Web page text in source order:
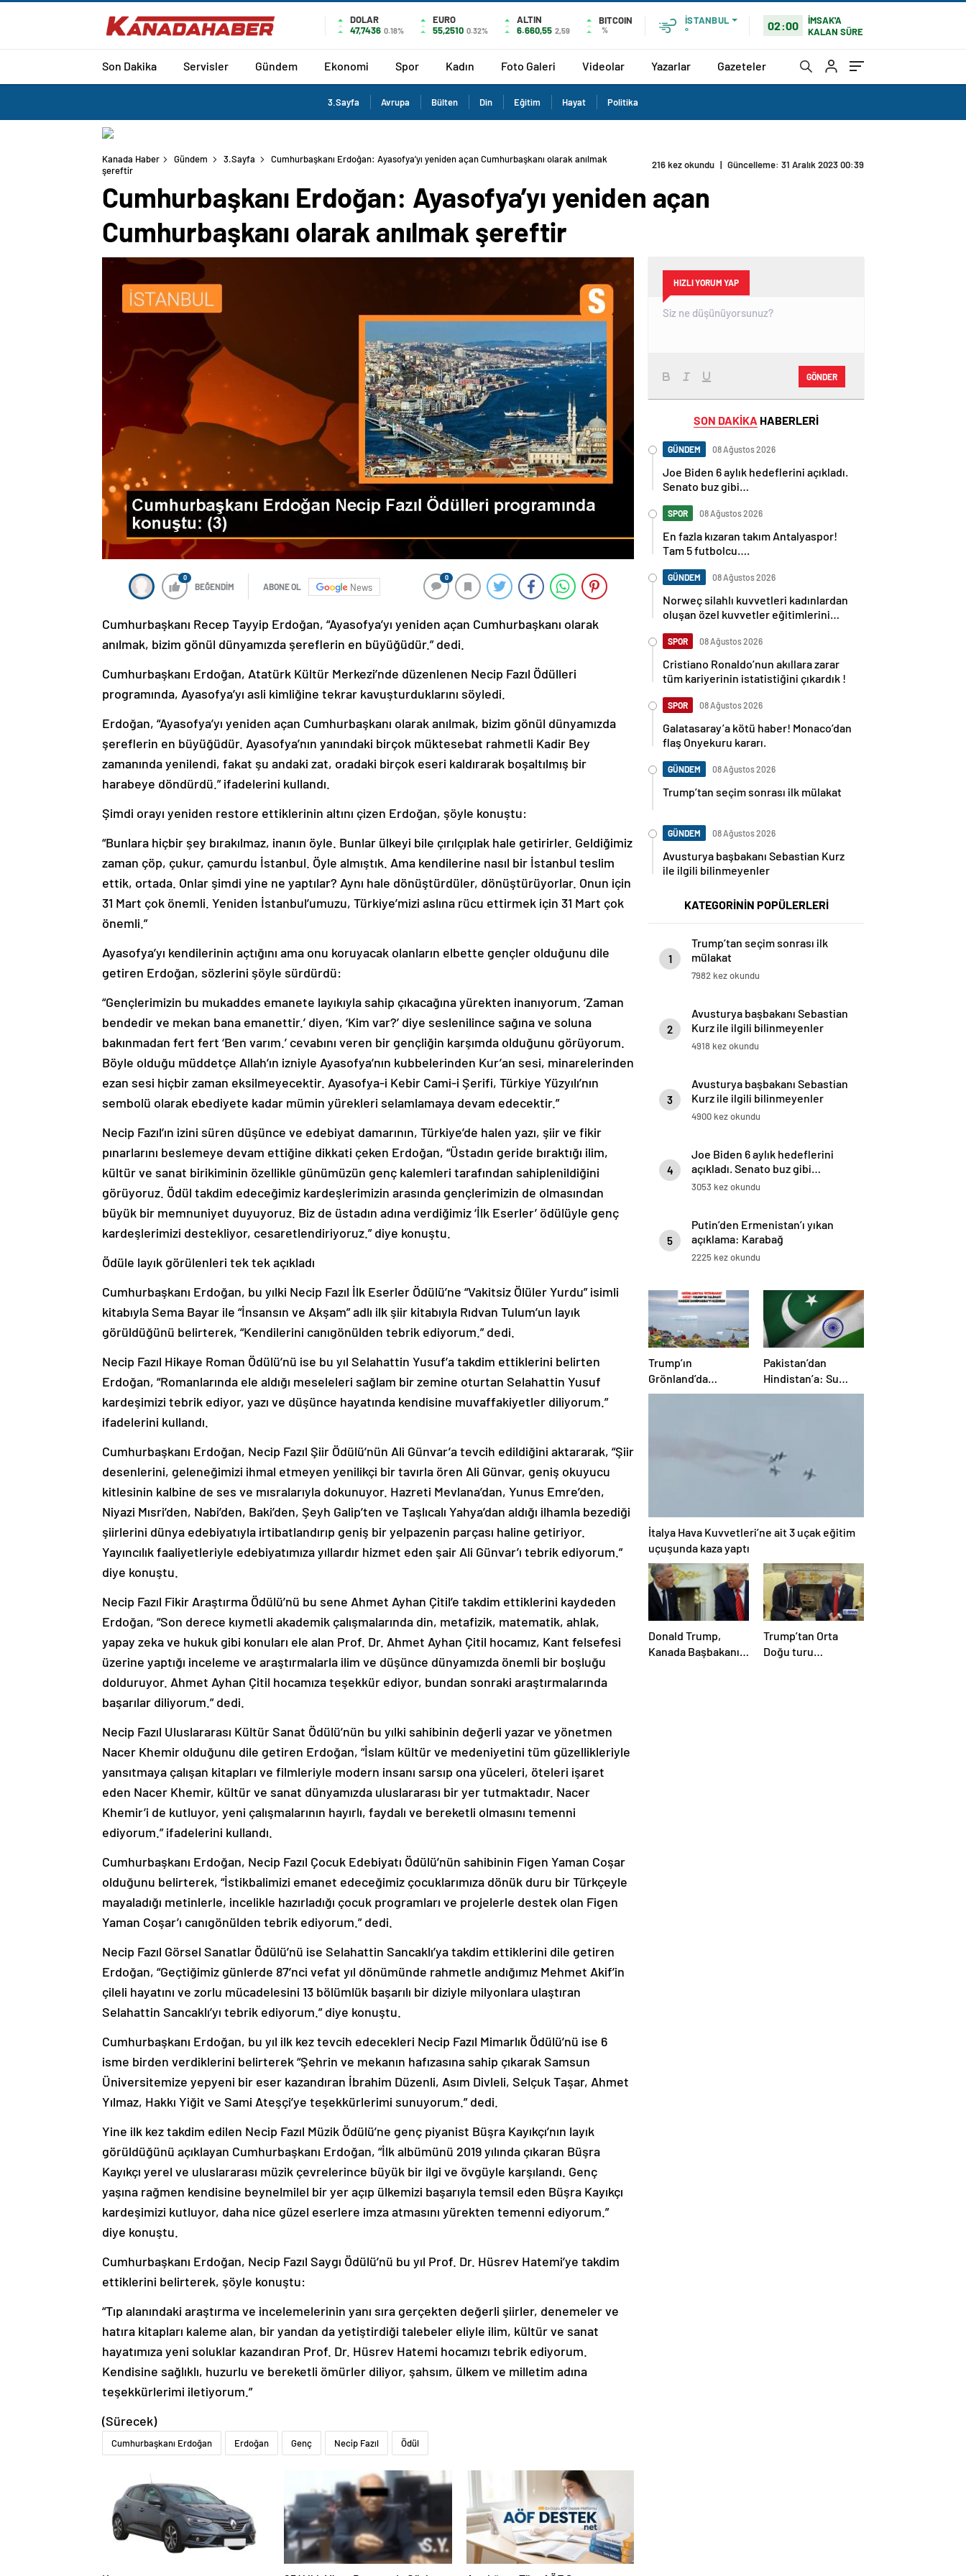
DOLAR
47,7436 0.18%
EURO
55,2510 0.32%
ALTIN
6.660,55 2,59
BITCOIN
%
İSTANBUL
°
02:00
İMSAK'A
KALAN SÜRE
Son Dakika Servisler Gündem Ekonomi Spor Kadın Foto Galeri Videolar Yazarlar Gazeteler
3.Sayfa Avrupa Bülten Din Eğitim Hayat Politika
Kanada Haber Gündem 3.Sayfa
Cumhurbaşkanı Erdoğan: Ayasofya’yı yeniden açan Cumhurbaşkanı olarak anılmak
şereftir
216 kez okundu | Güncelleme: 31 Aralık 2023 00:39
Cumhurbaşkanı Erdoğan: Ayasofya’yı yeniden açan
Cumhurbaşkanı olarak anılmak şereftir
0
BEĞENDİM ABONE OL News
0
Cumhurbaşkanı Recep Tayyip Erdoğan, “Ayasofya’yı yeniden açan Cumhurbaşkanı olarak
anılmak, bizim gönül dünyamızda şereflerin en büyüğüdür.” dedi.
Cumhurbaşkanı Erdoğan, Atatürk Kültür Merkezi’nde düzenlenen Necip Fazıl Ödülleri
programında, Ayasofya’yı asli kimliğine tekrar kavuşturduklarını söyledi.
Erdoğan, “Ayasofya’yı yeniden açan Cumhurbaşkanı olarak anılmak, bizim gönül dünyamızda
şereflerin en büyüğüdür. Ayasofya’nın yanındaki birçok müktesebat rahmetli Kadir Bey
zamanında yenilendi, fakat şu andaki zat, oradaki birçok eseri kaldırarak boşaltılmış bir
harabeye döndürdü.” ifadelerini kullandı.
Şimdi orayı yeniden restore ettiklerinin altını çizen Erdoğan, şöyle konuştu:
“Bunlara hiçbir şey bırakılmaz, inanın öyle. Bunlar ülkeyi bile çırılçıplak hale getirirler. Geldiğimiz
zaman çöp, çukur, çamurdu İstanbul. Öyle almıştık. Ama kendilerine nasıl bir İstanbul teslim
ettik, ortada. Onlar şimdi yine ne yaptılar? Aynı hale dönüştürdüler, dönüştürüyorlar. Onun için
31 Mart çok önemli. Yeniden İstanbul’umuzu, Türkiye’mizi aslına rücu ettirmek için 31 Mart çok
önemli.”
Ayasofya’yı kendilerinin açtığını ama onu koruyacak olanların elbette gençler olduğunu dile
getiren Erdoğan, sözlerini şöyle sürdürdü:
“Gençlerimizin bu mukaddes emanete layıkıyla sahip çıkacağına yürekten inanıyorum. ‘Zaman
bendedir ve mekan bana emanettir.’ diyen, ‘Kim var?’ diye seslenilince sağına ve soluna
bakınmadan fert fert ‘Ben varım.’ cevabını veren bir gençliğin karşımda olduğunu görüyorum.
Böyle olduğu müddetçe Allah’ın izniyle Ayasofya’nın kubbelerinden Kur’an sesi, minarelerinden
ezan sesi hiçbir zaman eksilmeyecektir. Ayasofya-i Kebir Cami-i Şerifi, Türkiye Yüzyılı’nın
sembolü olarak ebediyete kadar mümin yürekleri selamlamaya devam edecektir.”
Necip Fazıl’ın izini süren düşünce ve edebiyat damarının, Türkiye’de halen yazı, şiir ve fikir
pınarlarını beslemeye devam ettiğine dikkati çeken Erdoğan, “Üstadın geride bıraktığı ilim,
kültür ve sanat birikiminin özellikle günümüzün genç kalemleri tarafından sahiplenildiğini
görüyoruz. Ödül takdim edeceğimiz kardeşlerimizin arasında gençlerimizin de olmasından
büyük bir memnuniyet duyuyoruz. Biz de üstadın adına verdiğimiz ‘İlk Eserler’ ödülüyle genç
kardeşlerimizi destekliyor, cesaretlendiriyoruz.” diye konuştu.
Ödüle layık görülenleri tek tek açıkladı
Cumhurbaşkanı Erdoğan, bu yılki Necip Fazıl İlk Eserler Ödülü’ne “Vakitsiz Ölüler Yurdu” isimli
kitabıyla Sema Bayar ile “İnsansın ve Akşam” adlı ilk şiir kitabıyla Rıdvan Tulum’un layık
görüldüğünü belirterek, “Kendilerini canıgönülden tebrik ediyorum.” dedi.
Necip Fazıl Hikaye Roman Ödülü’nü ise bu yıl Selahattin Yusuf’a takdim ettiklerini belirten
Erdoğan, “Romanlarında ele aldığı meseleleri sağlam bir zemine oturtan Selahattin Yusuf
kardeşimizi tebrik ediyor, yazı ve düşünce hayatında kendisine muvaffakiyetler diliyorum.”
ifadelerini kullandı.
Cumhurbaşkanı Erdoğan, Necip Fazıl Şiir Ödülü’nün Ali Günvar’a tevcih edildiğini aktararak, “Şiir
desenlerini, geleneğimizi ihmal etmeyen yenilikçi bir tavırla ören Ali Günvar, geniş okuyucu
kitlesinin kalbine de ses ve mısralarıyla dokunuyor. Hazreti Mevlana’dan, Yunus Emre’den,
Niyazi Mısri’den, Nabi’den, Baki’den, Şeyh Galip’ten ve Taşlıcalı Yahya’dan aldığı ilhamla bezediği
şiirlerini dünya edebiyatıyla irtibatlandırıp geniş bir yelpazenin parçası haline getiriyor.
Yayıncılık faaliyetleriyle edebiyatımıza yıllardır hizmet eden şair Ali Günvar’ı tebrik ediyorum.”
diye konuştu.
Necip Fazıl Fikir Araştırma Ödülü’nü bu sene Ahmet Ayhan Çitil’e takdim ettiklerini kaydeden
Erdoğan, “Son derece kıymetli akademik çalışmalarında din, metafizik, matematik, ahlak,
yapay zeka ve hukuk gibi konuları ele alan Prof. Dr. Ahmet Ayhan Çitil hocamız, Kant felsefesi
üzerine yaptığı inceleme ve araştırmalarla ilim ve düşünce dünyamızda önemli bir boşluğu
dolduruyor. Ahmet Ayhan Çitil hocamıza teşekkür ediyor, bundan sonraki araştırmalarında
başarılar diliyorum.” dedi.
Necip Fazıl Uluslararası Kültür Sanat Ödülü’nün bu yılki sahibinin değerli yazar ve yönetmen
Nacer Khemir olduğunu dile getiren Erdoğan, “İslam kültür ve medeniyetini tüm güzellikleriyle
yansıtmaya çalışan kitapları ve filmleriyle modern insanı sarsıp ona yüceleri, öteleri işaret
eden Nacer Khemir, kültür ve sanat dünyamızda uluslararası bir yer tutmaktadır. Nacer
Khemir’i de kutluyor, yeni çalışmalarının hayırlı, faydalı ve bereketli olmasını temenni
ediyorum.” ifadelerini kullandı.
Cumhurbaşkanı Erdoğan, Necip Fazıl Çocuk Edebiyatı Ödülü’nün sahibinin Figen Yaman Coşar
olduğunu belirterek, “İstikbalimizi emanet edeceğimiz çocuklarımıza dönük duru bir Türkçeyle
mayaladığı metinlerle, incelikle hazırladığı çocuk programları ve projelerle destek olan Figen
Yaman Coşar’ı canıgönülden tebrik ediyorum.” dedi.
Necip Fazıl Görsel Sanatlar Ödülü’nü ise Selahattin Sancaklı’ya takdim ettiklerini dile getiren
Erdoğan, “Geçtiğimiz günlerde 87’nci vefat yıl dönümünde rahmetle andığımız Mehmet Akif’in
çileli hayatını ve zorlu mücadelesini 13 bölümlük başarılı bir diziyle milyonlara ulaştıran
Selahattin Sancaklı’yı tebrik ediyorum.” diye konuştu.
Cumhurbaşkanı Erdoğan, bu yıl ilk kez tevcih edecekleri Necip Fazıl Mimarlık Ödülü’nü ise 6
isme birden verdiklerini belirterek “Şehrin ve mekanın hafızasına sahip çıkarak Samsun
Üniversitemize yepyeni bir eser kazandıran İbrahim Düzenli, Asım Divleli, Selçuk Taşar, Ahmet
Yılmaz, Hakkı Yiğit ve Sami Ateşçi’ye teşekkürlerimi sunuyorum.” dedi.
Yine ilk kez takdim edilen Necip Fazıl Müzik Ödülü’ne genç piyanist Büşra Kayıkçı’nın layık
görüldüğünü açıklayan Cumhurbaşkanı Erdoğan, “İlk albümünü 2019 yılında çıkaran Büşra
Kayıkçı yerel ve uluslararası müzik çevrelerince büyük bir ilgi ve övgüyle karşılandı. Genç
yaşına rağmen kendisine beynelmilel bir yer açıp ülkemizi başarıyla temsil eden Büşra Kayıkçı
kardeşimizi kutluyor, daha nice güzel eserlere imza atmasını yürekten temenni ediyorum.”
diye konuştu.
Cumhurbaşkanı Erdoğan, Necip Fazıl Saygı Ödülü’nü bu yıl Prof. Dr. Hüsrev Hatemi’ye takdim
ettiklerini belirterek, şöyle konuştu:
“Tıp alanındaki araştırma ve incelemelerinin yanı sıra gerçekten değerli şiirler, denemeler ve
hatıra kitapları kaleme alan, bir yandan da yetiştirdiği talebeler eliyle ilim, kültür ve sanat
hayatımıza yeni soluklar kazandıran Prof. Dr. Hüsrev Hatemi hocamızı tebrik ediyorum.
Kendisine sağlıklı, huzurlu ve bereketli ömürler diliyor, şahsım, ülkem ve milletim adına
teşekkürlerimi iletiyorum.”
(Sürecek)
Cumhurbaşkanı Erdoğan Erdoğan Genç Necip Fazıl Ödül
HIZLI YORUM YAP
GÖNDER
SON DAKİKA HABERLERİ
GÜNDEM 08 Ağustos 2026
Joe Biden 6 aylık hedeflerini açıkladı.
Senato buz gibi…
SPOR 08 Ağustos 2026
En fazla kızaran takım Antalyaspor!
Tam 5 futbolcu….
GÜNDEM 08 Ağustos 2026
Norweç silahlı kuvvetleri kadınlardan
oluşan özel kuvvetler eğitimlerini
SPOR 08 Ağustos 2026
Cristiano Ronaldo’nun akıllara zarar
tüm kariyerinin istatistiğini çıkardık !
SPOR 08 Ağustos 2026
Galatasaray’a kötü haber! Monaco’dan
flaş Onyekuru kararı.
GÜNDEM 08 Ağustos 2026
Trump’tan seçim sonrası ilk mülakat
GÜNDEM 08 Ağustos 2026
Avusturya başbakanı Sebastian Kurz
ile ilgili bilinmeyenler
KATEGORİNİN POPÜLERLERİ
1
Trump’tan seçim sonrası ilk
mülakat
7982 kez okundu
2
Avusturya başbakanı Sebastian
Kurz ile ilgili bilinmeyenler
4918 kez okundu
3
Avusturya başbakanı Sebastian
Kurz ile ilgili bilinmeyenler
4900 kez okundu
4
Joe Biden 6 aylık hedeflerini
açıkladı. Senato buz gibi…
3053 kez okundu
5
Putin’den Ermenistan’ı yıkan
açıklama: Karabağ
Azerbaycan’ın ayrılmaz bir
2225 kez okundu
Trump’ın
Grönland’da
‘casusluk’ planı kriz
Pakistan’dan
Hindistan’a: Su
bizim kırmızı
İtalya Hava Kuvvetleri’ne ait 3 uçak eğitim
uçuşunda kaza yaptı
Donald Trump,
Kanada Başbakanı
Trump’tan Orta
Doğu turu